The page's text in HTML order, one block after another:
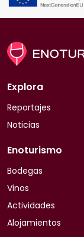
Explora
Reportajes
Noticias
Enoturismo
Bodegas
Vinos
Actividades
Alojamientos